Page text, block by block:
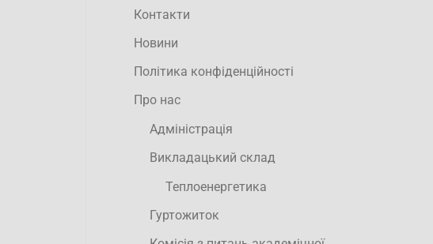
Контакти
Новини
Політика конфіденційності
Про нас
Адміністрація
Викладацький склад
Теплоенергетика
Гуртожиток